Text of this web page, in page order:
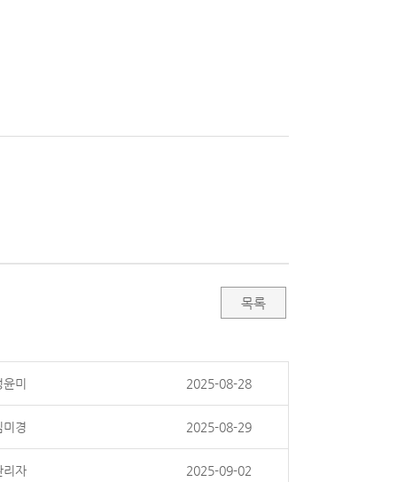
목록
윤미 2025-08-28
미경 2025-08-29
리자 2025-09-02